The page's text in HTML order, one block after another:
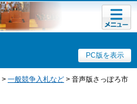
PC版を表示
メニュ
ー
> 一般競争入札など > 音声版さっぽろ市